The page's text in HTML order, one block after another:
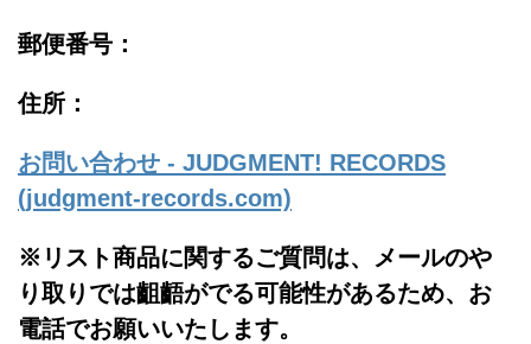
郵便番号：
住所：
お問い合わせ - JUDGMENT! RECORDS
(judgment-records.com)
※リスト商品に関するご質問は、メールのや
り取りでは齟齬がでる可能性があるため、お
電話でお願いいたします。